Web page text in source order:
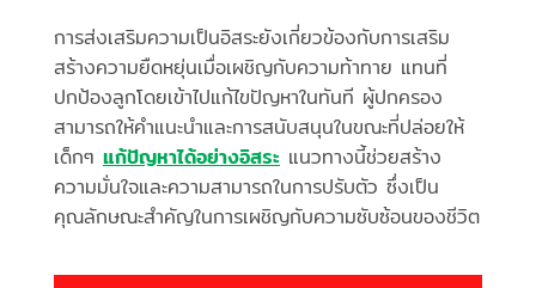
การส่งเสริมความเป็นอิสระยังเกี่ยวข้องกับการเสริม
สร้างความยืดหยุ่นเมื่อเผชิญกับความท้าทาย แทนที่
ปกป้องลูกโดยเข้าไปแก้ไขปัญหาในทันที ผู้ปกครอง
สามารถให้คำแนะนำและการสนับสนุนในขณะที่ปล่อยให้
เด็กๆ แก้ปัญหาได้อย่างอิสระ แนวทางนี้ช่วยสร้าง
ความมั่นใจและความสามารถในการปรับตัว ซึ่งเป็น
คุณลักษณะสำคัญในการเผชิญกับความซับซ้อนของชีวิต